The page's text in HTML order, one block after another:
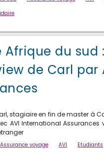
Afrique du sud :
de Carl par
stagiaire en fin de master à
AVI International Assurances
Assurance voyage AVI Etudiants